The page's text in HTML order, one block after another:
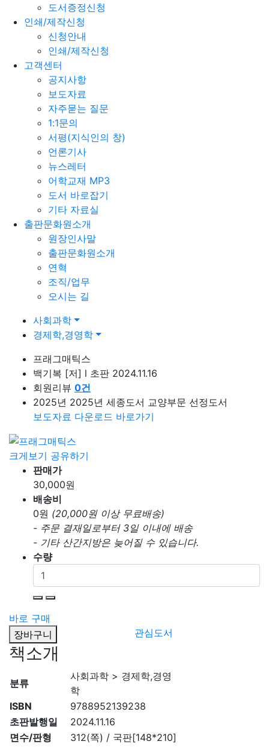
도서증정신청
인쇄/제작신청
신청안내
인쇄/제작신청
고객센터
공지사항
보도자료
자주묻는 질문
1:1문의
서평(지식인의 창)
언론기사
뉴스레터
어학교재 MP3
도서 바로잡기
기타 자료실
출판문화원소개
원장인사말
출판문화원소개
연혁
조직/업무
오시는 길
사회과학
경제학,경영학
프래그매틱스
백기복 [저] l 초판 2024.11.16
회원리뷰 0건
2025년 2025년 세종도서 교양부문 선정도서
보도자료 다운로드 바로가기
크게보기 공유하기
판매가
30,000원
배송비
0원 (20,000원 이상 무료배송)
- 주문 결재일로부터 3일 이내에 배송
- 기타 산간지방은 늦어질 수 있습니다.
수량
바로 구매
장바구니
관심도서
책소개
분류
사회과학 > 경제학,경영
학
ISBN
9788952139238
초판발행일
2024.11.16
면수/판형
312(쪽) / 국판[148*210]